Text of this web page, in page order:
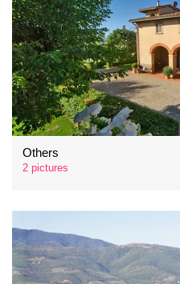
Others
2 pictures